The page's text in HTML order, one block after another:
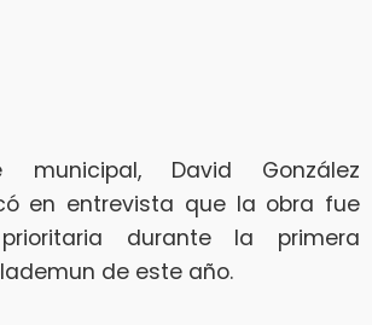
municipal, David González
en entrevista que la obra fue
durante la primera
de este año.